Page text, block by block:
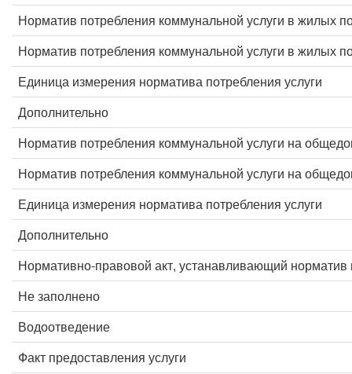
Норматив потребления коммунальной услуги в жилых
Норматив потребления коммунальной услуги в жилых
Единица измерения норматива потребления услуги
Дополнительно
Норматив потребления коммунальной услуги на
Норматив потребления коммунальной услуги на
Единица измерения норматива потребления услуги
Дополнительно
Нормативно-правовой акт, устанавливающий норматив
Не заполнено
Водоотведение
Факт предоставления услуги